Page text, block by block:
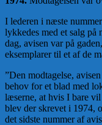
I lederen i næste
lykkedes med et salg på
dag, avisen var på
eksemplarer til et af de
”Den modtagelse,
behov for et blad med
læserne, at hvis I bare
blev der skrevet i 1974,
det sidste nummer af